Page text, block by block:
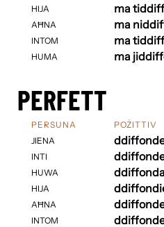
HIJA
AĦNA
INTOM
HUMA
ma
ma
ma
ma
PERFETT
PERSUNA
JIENA
INTI
HUWA
HIJA
AĦNA
INTOM
POŻITTIV